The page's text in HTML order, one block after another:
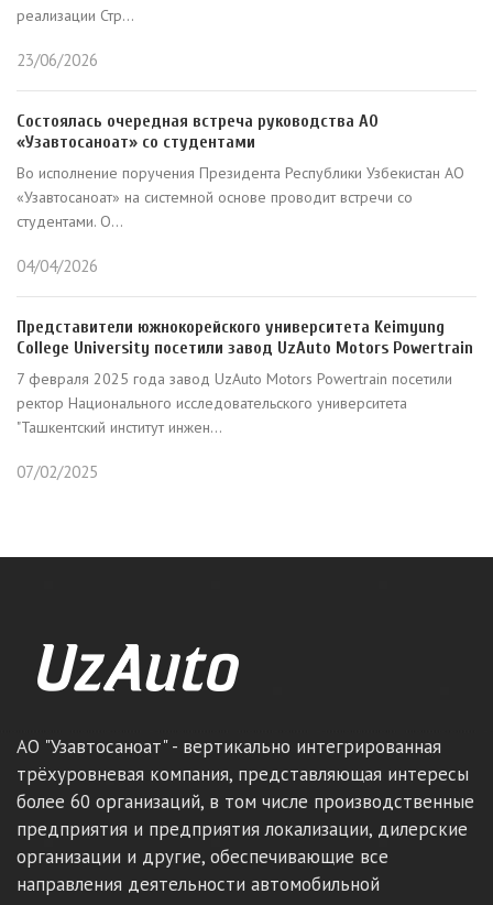
реализации Стр...
23/06/2026
Состоялась очередная встреча руководства АО
«Узавтосаноат» со студентами
Во исполнение поручения Президента Республики Узбекистан АО
«Узавтосаноат» на системной основе проводит встречи со
студентами. О...
04/04/2026
Представители южнокорейского университета Keimyung
College University посетили завод UzAuto Motors Powertrain
7 февраля 2025 года завод UzAuto Motors Powertrain посетили
ректор Национального исследовательского университета
"Ташкентский институт инжен...
07/02/2025
АО "Узавтосаноат" - вертикально интегрированная
трёхуровневая компания, представляющая интересы
более 60 организаций, в том числе производственные
предприятия и предприятия локализации, дилерские
организации и другие, обеспечивающие все
направления деятельности автомобильной